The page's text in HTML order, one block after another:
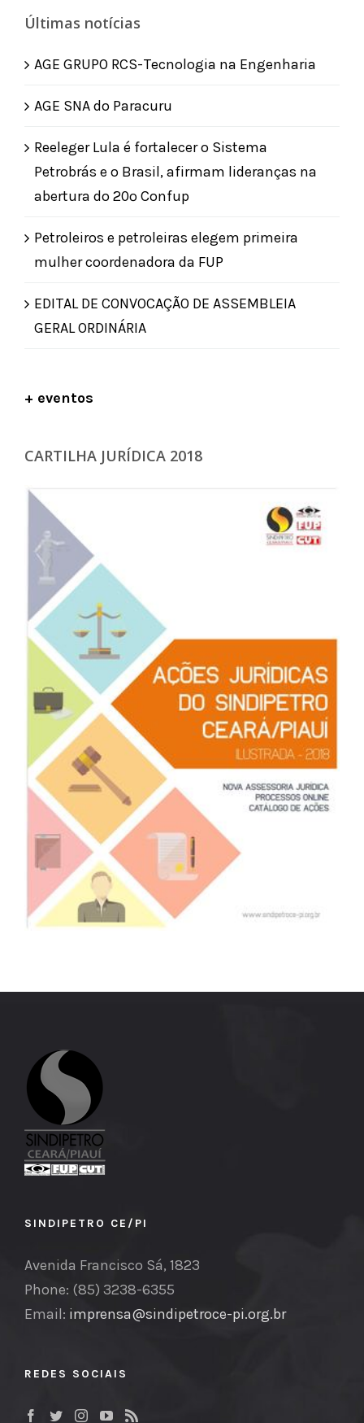
Últimas notícias
AGE GRUPO RCS-Tecnologia na Engenharia
AGE SNA do Paracuru
Reeleger Lula é fortalecer o Sistema
Petrobrás e o Brasil, afirmam lideranças na
abertura do 20º Confup
Petroleiros e petroleiras elegem primeira
mulher coordenadora da FUP
EDITAL DE CONVOCAÇÃO DE ASSEMBLEIA
GERAL ORDINÁRIA
+ eventos
CARTILHA JURÍDICA 2018
SINDIPETRO CE/PI
Avenida Francisco Sá, 1823
Phone: (85) 3238-6355
Email: imprensa@sindipetroce-pi.org.br
REDES SOCIAIS